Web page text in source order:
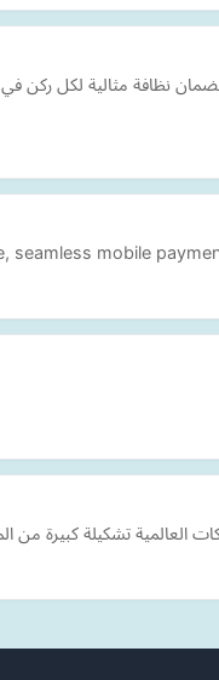
نظافة مثالية لكل ركن في
seamless mobile
العالمية تشكيلة كبيرة من